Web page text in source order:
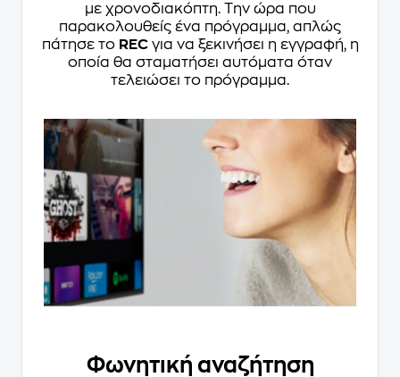
με χρονοδιακόπτη. Την ώρα που
παρακολουθείς ένα πρόγραμμα, απλώς
πάτησε το RECγια να ξεκινήσει η εγγραφή, η
οποία θα σταματήσει αυτόματα όταν
τελειώσει το πρόγραμμα.
Φωνητική αναζήτηση